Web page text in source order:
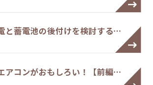
と蓄電池の後付けを検討する…
コンがおもしろい！【前編…